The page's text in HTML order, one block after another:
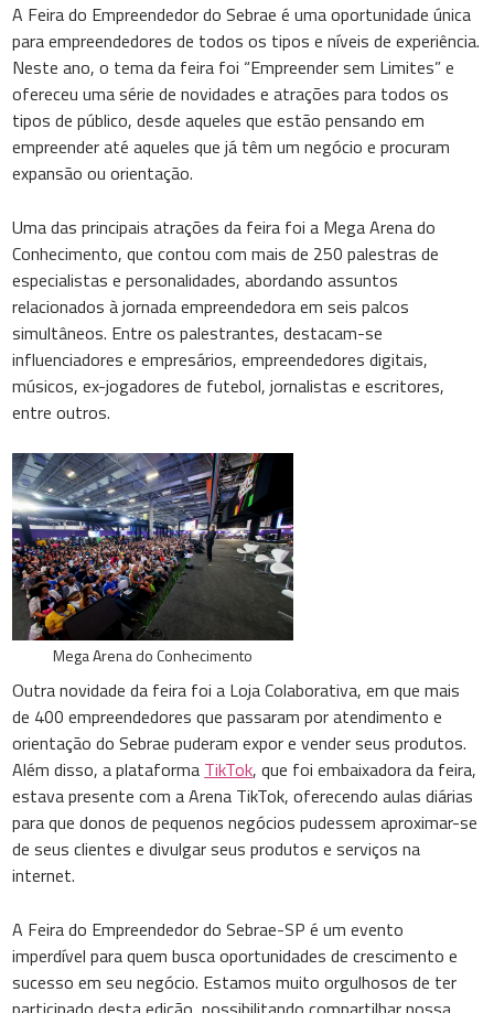
A Feira do Empreendedor do Sebrae é uma oportunidade única
para empreendedores de todos os tipos e níveis de experiência.
Neste ano, o tema da feira foi “Empreender sem Limites” e
ofereceu uma série de novidades e atrações para todos os
tipos de público, desde aqueles que estão pensando em
empreender até aqueles que já têm um negócio e procuram
expansão ou orientação.
Uma das principais atrações da feira foi a Mega Arena do
Conhecimento, que contou com mais de 250 palestras de
especialistas e personalidades, abordando assuntos
relacionados à jornada empreendedora em seis palcos
simultâneos. Entre os palestrantes, destacam-se
influenciadores e empresários, empreendedores digitais,
músicos, ex-jogadores de futebol, jornalistas e escritores,
entre outros.
Mega Arena do Conhecimento
Outra novidade da feira foi a Loja Colaborativa, em que mais
de 400 empreendedores que passaram por atendimento e
orientação do Sebrae puderam expor e vender seus produtos.
Além disso, a plataforma TikTok, que foi embaixadora da feira,
estava presente com a Arena TikTok, oferecendo aulas diárias
para que donos de pequenos negócios pudessem aproximar-se
de seus clientes e divulgar seus produtos e serviços na
internet.
A Feira do Empreendedor do Sebrae-SP é um evento
imperdível para quem busca oportunidades de crescimento e
sucesso em seu negócio. Estamos muito orgulhosos de ter